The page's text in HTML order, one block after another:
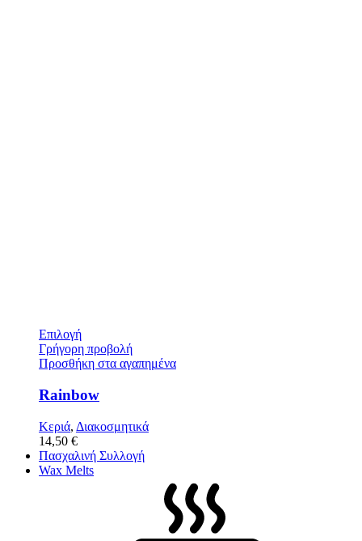
Επιλογή
Γρήγορη προβολή
Προσθήκη στα αγαπημένα
Rainbow
Κεριά, Διακοσμητικά
14,50 €
Πασχαλινή Συλλογή
Wax Melts